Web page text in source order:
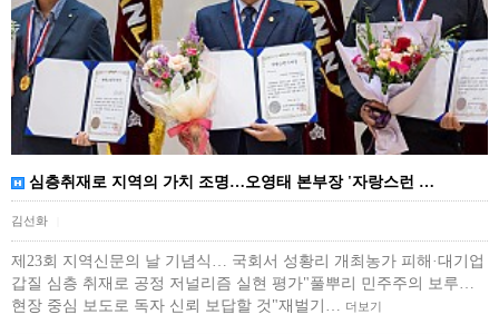
심층취재로 지역의 가치 조명…오영태 본부장 '자랑스런 …
김선화
제23회 지역신문의 날 기념식… 국회서 성황리 개최농가 피해·대기업
갑질 심층 취재로 공정 저널리즘 실현 평가"풀뿌리 민주주의 보루…
현장 중심 보도로 독자 신뢰 보답할 것"재벌기… 더보기